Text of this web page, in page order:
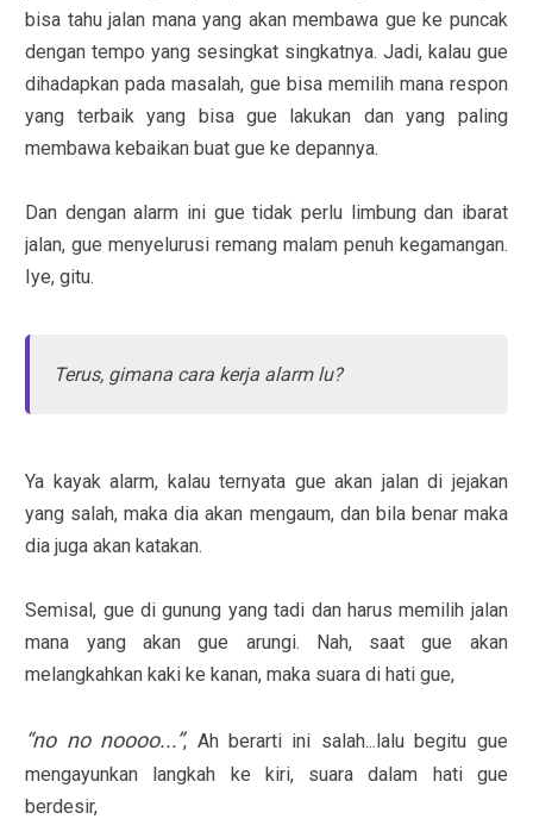
bisa tahu jalan mana yang akan membawa gue ke puncak
dengan tempo yang sesingkat singkatnya. Jadi, kalau gue
dihadapkan pada masalah, gue bisa memilih mana respon
yang terbaik yang bisa gue lakukan dan yang paling
membawa kebaikan buat gue ke depannya.
Dan dengan alarm ini gue tidak perlu limbung dan ibarat
jalan, gue menyelurusi remang malam penuh kegamangan.
Iye, gitu.
Terus, gimana cara kerja alarm lu?
Ya kayak alarm, kalau ternyata gue akan jalan di jejakan
yang salah, maka dia akan mengaum, dan bila benar maka
dia juga akan katakan.
Semisal, gue di gunung yang tadi dan harus memilih jalan
mana yang akan gue arungi. Nah, saat gue akan
melangkahkan kaki ke kanan, maka suara di hati gue,
“no no noooo...”, Ah berarti ini salah...lalu begitu gue
mengayunkan langkah ke kiri, suara dalam hati gue
berdesir,